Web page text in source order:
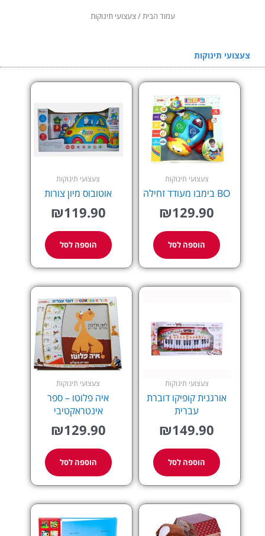
עמוד הבית/ צעצועי תינוקות
צעצועי תינוקות
צעצועי תינוקות
BO בימבו מעודד זחילה
₪129.90
הוספה לסל
צעצועי תינוקות
אוטובוס מיון צורות
₪119.90
הוספה לסל
צעצועי תינוקות
אורגנית קופיקו דוברת
עברית
₪149.90
הוספה לסל
צעצועי תינוקות
איה פלוטו – ספר
אינטראקטיבי
₪129.90
הוספה לסל